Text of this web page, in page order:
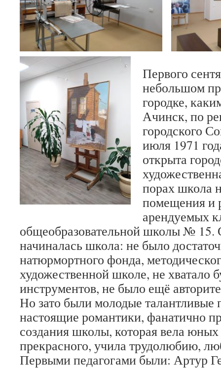
Первого
небольшом
городке,
Ачинск, по
городского
июля 1971
открыта
порах школа
помещения и
арендуемых
общеобразовательной школы № 15.
начиналась школа: не было
натюрмортного фонда,
художественной школе, не хватало
инструментов, не было ещё
Но зато были молодые талантливые
настоящие романтики, фанатично
создания школы, которая вела
прекрасного, учила трудолюбию,
Первыми педагогами были: Артур